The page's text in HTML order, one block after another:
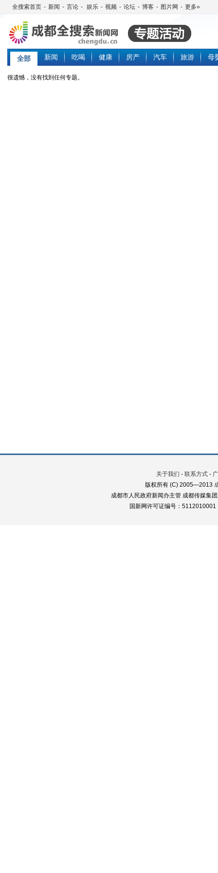
全搜索首页 - 新闻 - 言论 - 娱乐 - 视频 - 论坛 - 博客 - 图片网 - 更多»
全部 新闻 吃喝 健康 房产 汽车 旅游 母
很遗憾，没有找到任何专题。
关于我们 - 联系方式 -
版权所有 (C) 2005—2013
成都市人民政府新闻办主管 成都传媒集
国新网许可证编号：